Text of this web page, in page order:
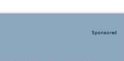
Sponsored